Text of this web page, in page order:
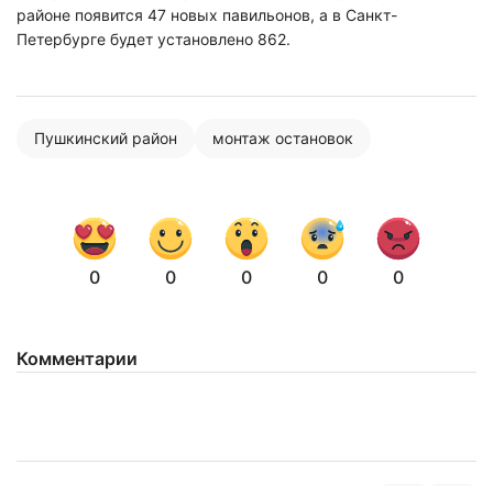
районе появится 47 новых павильонов, а в Санкт-
Петербурге будет установлено 862.
Пушкинский район монтаж остановок
0 0 0 0 0
Комментарии